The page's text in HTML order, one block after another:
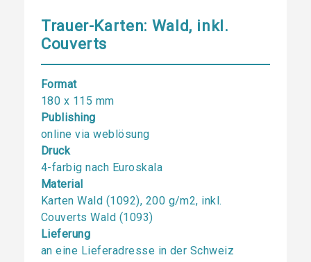
Trauer-Karten: Wald, inkl.
Couverts
Format
180 x 115 mm
Publishing
online via weblösung
Druck
4-farbig nach Euroskala
Material
Karten Wald (1092), 200 g/m2, inkl.
Couverts Wald (1093)
Lieferung
an eine Lieferadresse in der Schweiz